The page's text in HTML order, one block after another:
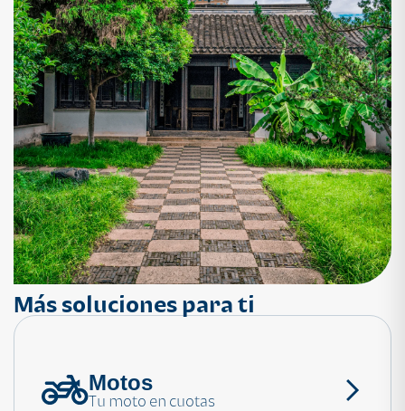
¿Necesitas ayuda?
Más soluciones para ti
Motos
Tu moto en cuotas